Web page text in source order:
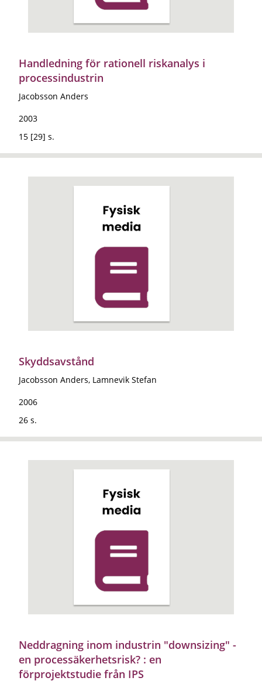
Handledning för rationell riskanalys i
processindustrin
Jacobsson Anders
2003
15 [29] s.
Skyddsavstånd
Jacobsson Anders, Lamnevik Stefan
2006
26 s.
Neddragning inom industrin "downsizing" -
en processäkerhetsrisk? : en
förprojektstudie från IPS